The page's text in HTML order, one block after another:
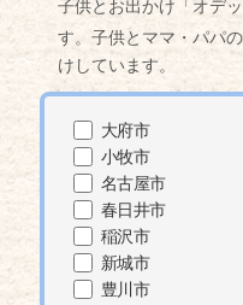
子供とお出かけ「オデ
す。子供とママ・パパ
けしています。
大府市
小牧市
名古屋市
春日井市
稲沢市
新城市
豊川市